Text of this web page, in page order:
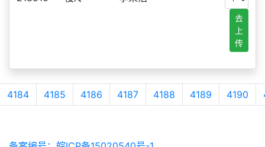
去
上
传
4184 4185 4186 4187 4188 4189 4190